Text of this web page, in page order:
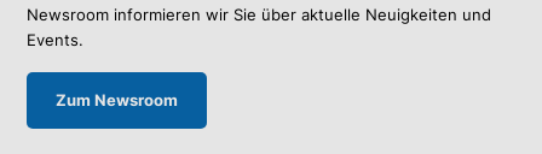
Newsroom informieren wir Sie über aktuelle Neuigkeiten und
Events.
Zum Newsroom